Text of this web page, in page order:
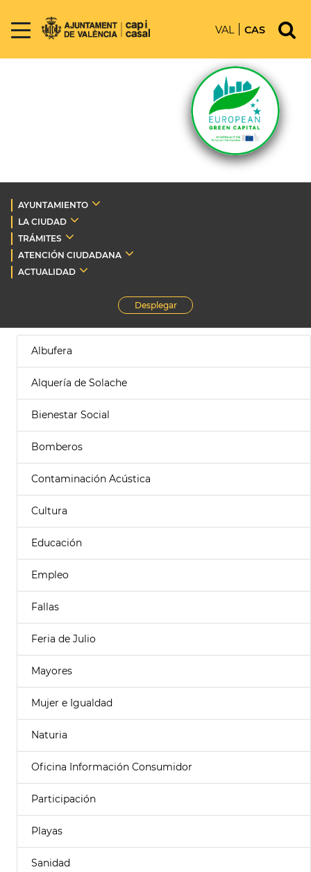
VAL CAS
AYUNTAMIENTO
LA CIUDAD
TRÁMITES
ATENCIÓN CIUDADANA
ACTUALIDAD
Desplegar
Albufera
Alquería de Solache
Bienestar Social
Bomberos
Contaminación Acústica
Cultura
Educación
Empleo
Fallas
Feria de Julio
Mayores
Mujer e Igualdad
Naturia
Oficina Información Consumidor
Participación
Playas
Sanidad